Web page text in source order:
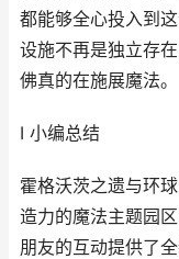
都能够全心投入到
设施不再是独立存
佛真的在施展魔法。
I 小编总结
霍格沃茨之遗与环
造力的魔法主题园
朋友的互动提供了